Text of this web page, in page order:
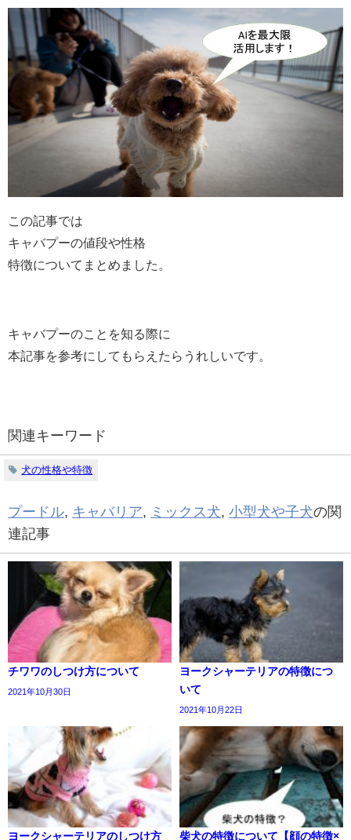
この記事では
キャバプーの値段や性格
特徴についてまとめました。
キャバプーのことを知る際に
本記事を参考にしてもらえたらうれしいです。
関連キーワード
犬の性格や特徴
プードル, キャバリア, ミックス犬, 小型犬や子犬の関
連記事
チワワのしつけ方について
2021年10月30日
ヨークシャーテリアの特徴につ
いて
2021年10月22日
ヨークシャーテリアのしつけ方
柴犬の特徴について【顔の特徴×